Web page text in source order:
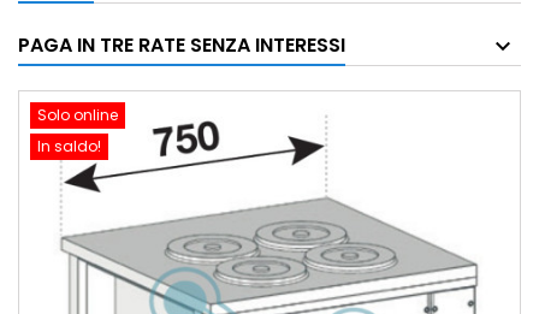
PAGA IN TRE RATE SENZA INTERESSI
Solo online
In saldo!